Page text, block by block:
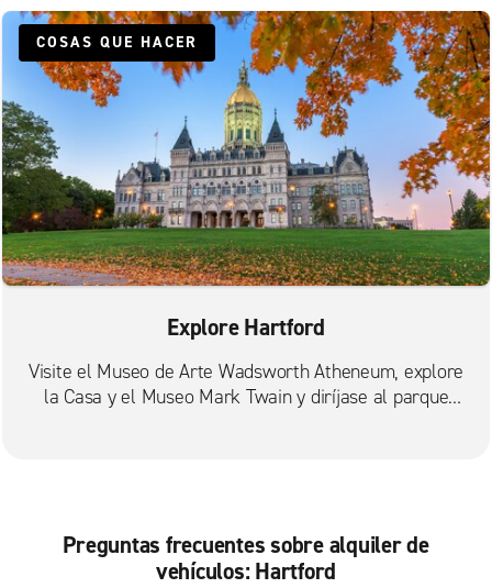
COSAS QUE HACER
Explore Hartford
Visite el Museo de Arte Wadsworth Atheneum, explore
la Casa y el Museo Mark Twain y diríjase al parque
Preguntas frecuentes sobre alquiler de
vehículos: Hartford